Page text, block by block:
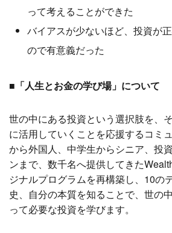
って考えることができた
バイアスが少ないほど、投資が
ので有意義だった
■「人生とお金の学び場」について
世の中にある投資という選択肢を、
に活用していくことを応援するコミ
から外国人、中学生からシニア、投
ンまで、数千名へ提供してきた
ジナルプログラムを再構築し、10の
史、自分の本質を知ることで、世の
って必要な投資を学びます。